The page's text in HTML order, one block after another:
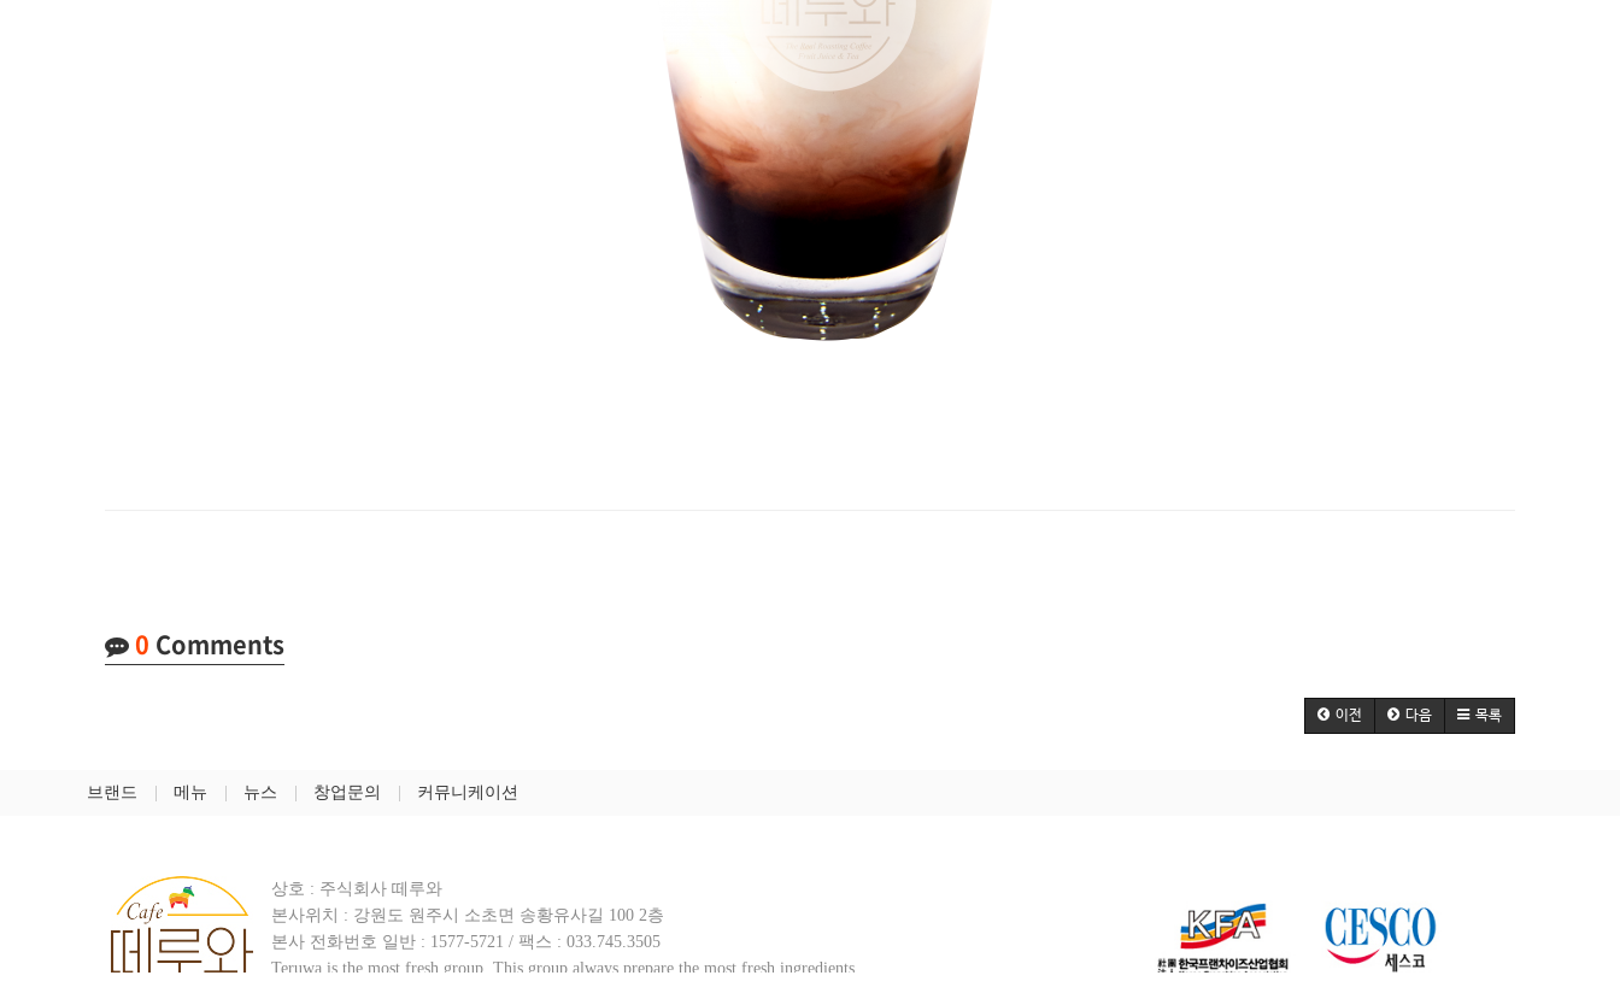
0 Comments
이전 다음 목록
브랜드 메뉴 뉴스 창업문의 커뮤니케이션
상호 : 주식회사 떼루와
본사위치 : 강원도 원주시 소초면 송황유사길 100 2층
본사 전화번호 일반 : 1577-5721 / 팩스 : 033.745.3505
Teruwa is the most fresh group. This group always prepare the most fresh ingredients.